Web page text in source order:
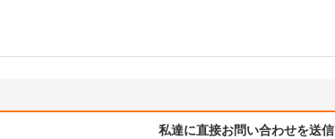
私達に直接お問い合わせを送信